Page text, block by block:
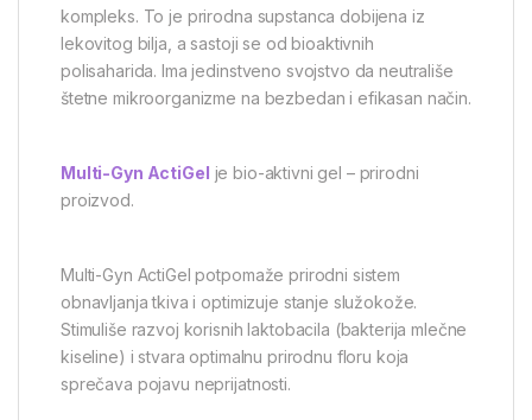
kompleks. To je prirodna supstanca dobijena iz
lekovitog bilja, a sastoji se od bioaktivnih
polisaharida. Ima jedinstveno svojstvo da neutrališe
štetne mikroorganizme na bezbedan i efikasan način.
Multi-Gyn ActiGel je bio-aktivni gel – prirodni
proizvod.
Multi-Gyn ActiGel potpomaže prirodni sistem
obnavljanja tkiva i optimizuje stanje služokože.
Stimuliše razvoj korisnih laktobacila (bakterija mlečne
kiseline) i stvara optimalnu prirodnu floru koja
sprečava pojavu neprijatnosti.